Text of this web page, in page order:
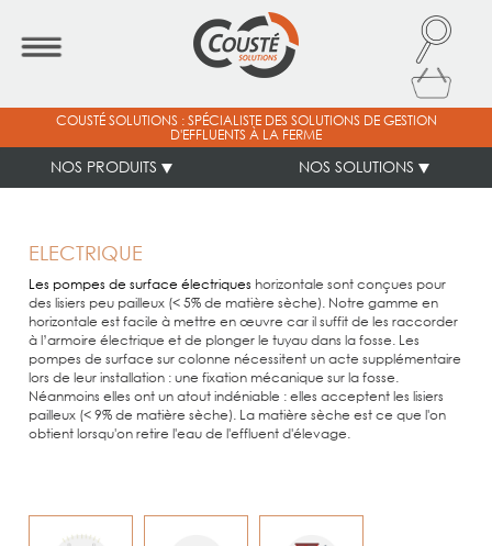
COUSTÉ SOLUTIONS : SPÉCIALISTE DES SOLUTIONS DE GESTION
D'EFFLUENTS À LA FERME
NOS PRODUITS NOS SOLUTIONS
ELECTRIQUE
Les pompes de surface électriques horizontale sont conçues pour
des lisiers peu pailleux (< 5% de matière sèche). Notre gamme en
horizontale est facile à mettre en œuvre car il suffit de les raccorder
à l’armoire électrique et de plonger le tuyau dans la fosse. Les
pompes de surface sur colonne nécessitent un acte supplémentaire
lors de leur installation : une fixation mécanique sur la fosse.
Néanmoins elles ont un atout indéniable : elles acceptent les lisiers
pailleux (< 9% de matière sèche). La matière sèche est ce que l'on
obtient lorsqu'on retire l'eau de l'effluent d'élevage.